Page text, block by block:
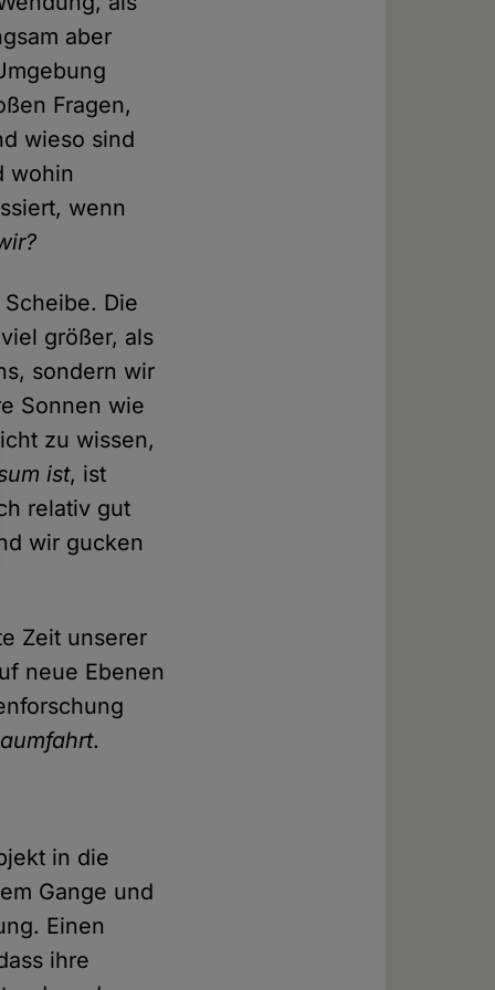
aber
Fragen,
wieso sind
wohin
wenn
Die
größer, als
sondern wir
Sonnen wie
zu wissen,
ist, ist
relativ gut
wir gucken
Zeit unserer
neue Ebenen
.
in die
Gange und
Einen
ihre